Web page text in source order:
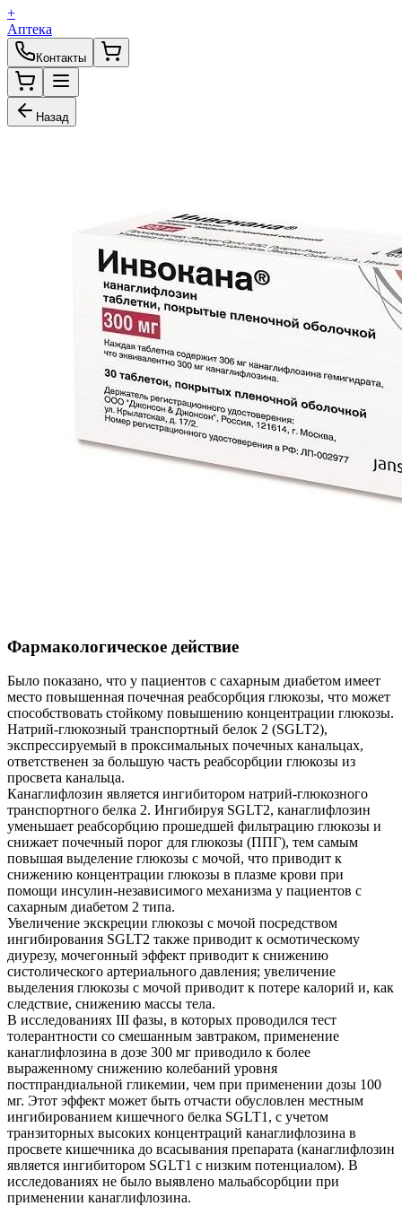
+
Аптека
Контакты
Назад
Фармакологическое действие
Было показано, что у пациентов с сахарным диабетом имеет
место повышенная почечная реабсорбция глюкозы, что может
способствовать стойкому повышению концентрации глюкозы.
Натрий-глюкозный транспортный белок 2 (SGLT2),
экспрессируемый в проксимальных почечных канальцах,
ответственен за большую часть реабсорбции глюкозы из
просвета канальца.
Канаглифлозин является ингибитором натрий-глюкозного
транспортного белка 2. Ингибируя SGLT2, канаглифлозин
уменьшает реабсорбцию прошедшей фильтрацию глюкозы и
снижает почечный порог для глюкозы (ППГ), тем самым
повышая выделение глюкозы с мочой, что приводит к
снижению концентрации глюкозы в плазме крови при
помощи инсулин-независимого механизма у пациентов с
сахарным диабетом 2 типа.
Увеличение экскреции глюкозы с мочой посредством
ингибирования SGLT2 также приводит к осмотическому
диурезу, мочегонный эффект приводит к снижению
систолического артериального давления; увеличение
выделения глюкозы с мочой приводит к потере калорий и, как
следствие, снижению массы тела.
В исследованиях III фазы, в которых проводился тест
толерантности со смешанным завтраком, применение
канаглифлозина в дозе 300 мг приводило к более
выраженному снижению колебаний уровня
постпрандиальной гликемии, чем при применении дозы 100
мг. Этот эффект может быть отчасти обусловлен местным
ингибированием кишечного белка SGLT1, с учетом
транзиторных высоких концентраций канаглифлозина в
просвете кишечника до всасывания препарата (канаглифлозин
является ингибитором SGLT1 с низким потенциалом). В
исследованиях не было выявлено мальабсорбции при
применении канаглифлозина.